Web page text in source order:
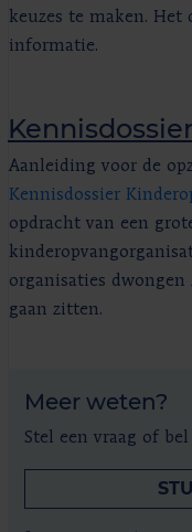
keuzes te maken. Het
informatie.
Aanleiding voor de
Kennisdossier
opdracht van een
organisaties
gaan zitten.
Meer weten?
Stel een vraag of